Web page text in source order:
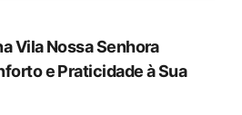
Vila Nossa Senhora
e Praticidade à Sua